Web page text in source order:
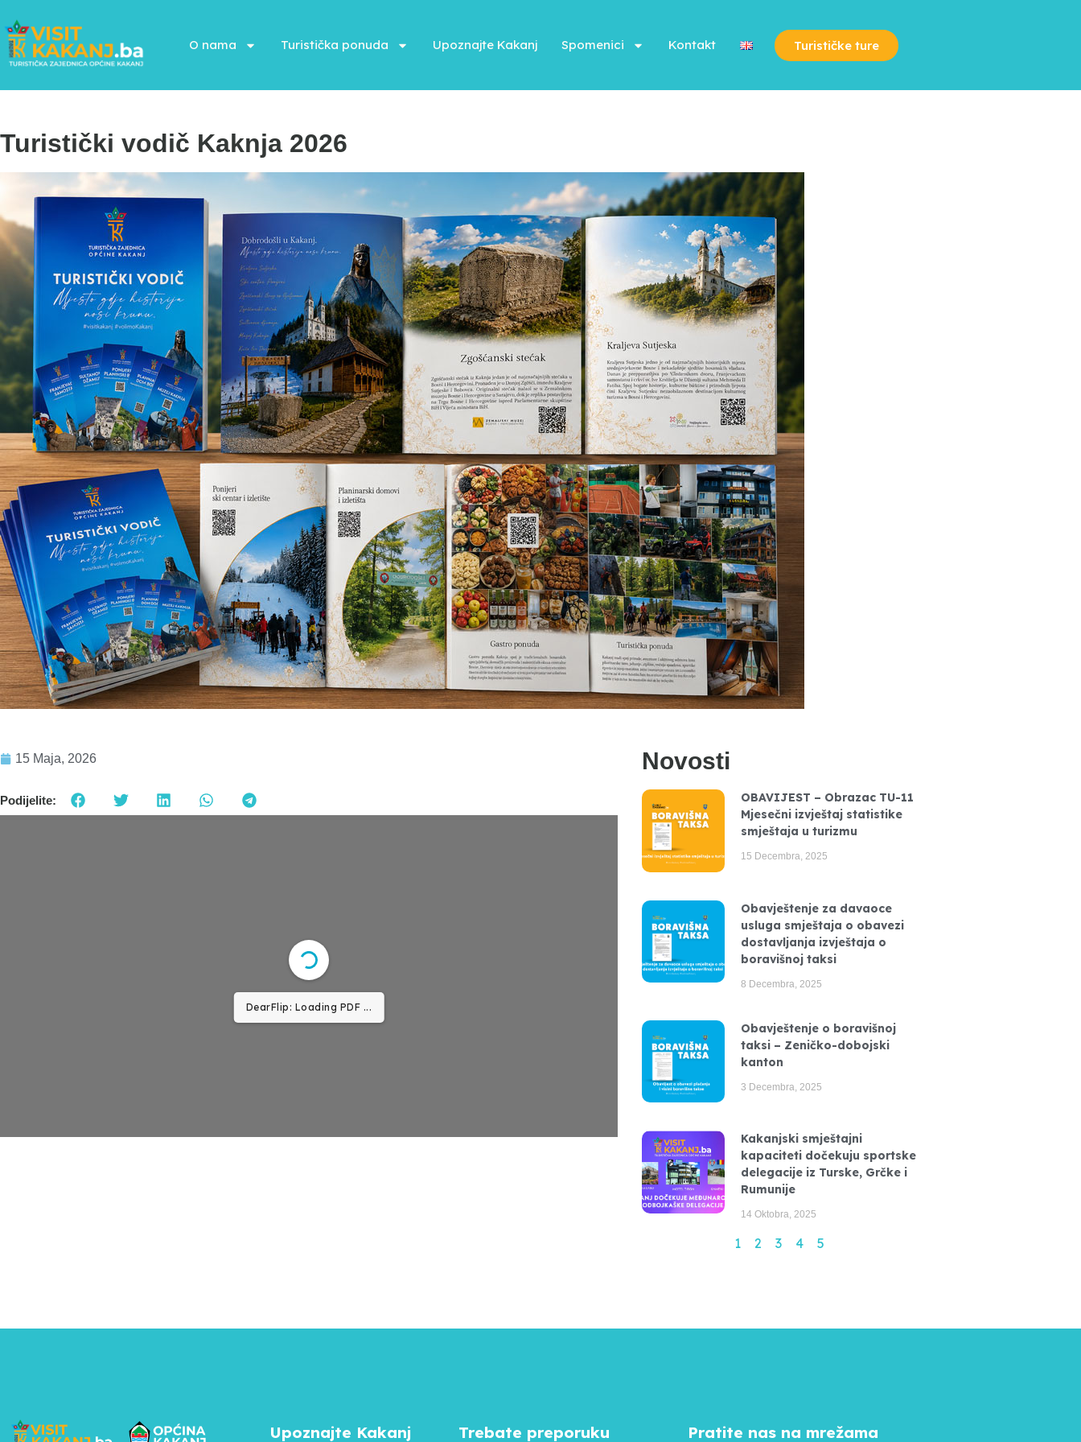
O nama Turistička ponuda Upoznajte Kakanj Spomenici Kontakt Turističke ture
Turistički vodič Kaknja 2026
15 Maja, 2026
Podijelite:
DearFlip: Loading PDF ...
Novosti
OBAVIJEST – Obrazac TU-11
Mjesečni izvještaj statistike
smještaja u turizmu
15 Decembra, 2025
Obavještenje za davaoce
usluga smještaja o obavezi
dostavljanja izvještaja o
boravišnoj taksi
8 Decembra, 2025
Obavještenje o boravišnoj
taksi – Zeničko-dobojski
kanton
3 Decembra, 2025
Kakanjski smještajni
kapaciteti dočekuju sportske
delegacije iz Turske, Grčke i
Rumunije
14 Oktobra, 2025
1 2 3 4 5
Upoznajte Kakanj Trebate preporuku Pratite nas na mrežama